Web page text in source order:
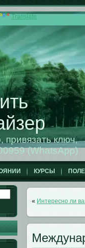
Translate
ключ,
(WhatsApp)
КУРСЫ
« Интересно ли